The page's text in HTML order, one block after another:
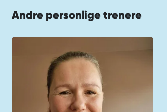
Andre personlige trenere